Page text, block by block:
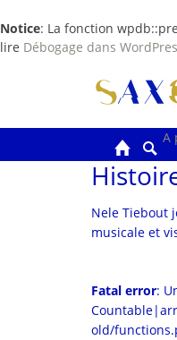
Notice: La fonction
lire Débogage dans
A
Nele Tiebout
musicale et
Fatal error:
old/